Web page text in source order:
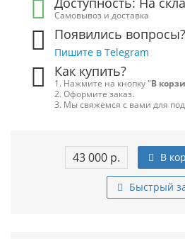
Самовывоз и доставка
Появились вопросы?
Пишите в Telegram
Как купить?
1. Нажмите на кнопку "В
2. Оформите заказ.
3. Мы свяжемся с вами для
43 000 р. В
Быстрый